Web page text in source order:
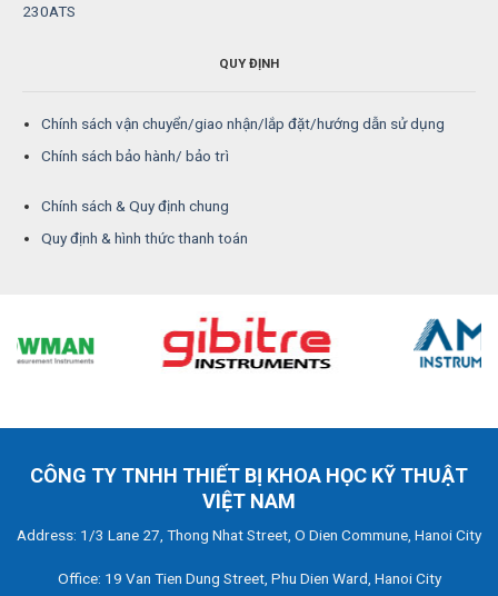
230ATS
QUY ĐỊNH
Chính sách vận chuyển/giao nhận/lắp đặt/hướng dẫn sử dụng
Chính sách bảo hành/ bảo trì
Chính sách & Quy định chung
Quy định & hình thức thanh toán
CÔNG TY TNHH THIẾT BỊ KHOA HỌC KỸ THUẬT
VIỆT NAM
Address: 1/3 Lane 27, Thong Nhat Street, O Dien Commune, Hanoi City
Office: 19 Van Tien Dung Street, Phu Dien Ward, Hanoi City